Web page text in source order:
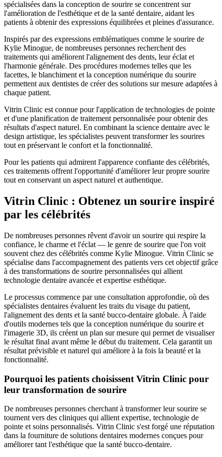
spécialisées dans la conception de sourire se concentrent sur
l'amélioration de l'esthétique et de la santé dentaire, aidant les
patients à obtenir des expressions équilibrées et pleines d'assurance.
Inspirés par des expressions emblématiques comme le sourire de
Kylie Minogue, de nombreuses personnes recherchent des
traitements qui améliorent l'alignement des dents, leur éclat et
l'harmonie générale. Des procédures modernes telles que les
facettes, le blanchiment et la conception numérique du sourire
permettent aux dentistes de créer des solutions sur mesure adaptées à
chaque patient.
Vitrin Clinic est connue pour l'application de technologies de pointe
et d'une planification de traitement personnalisée pour obtenir des
résultats d'aspect naturel. En combinant la science dentaire avec le
design artistique, les spécialistes peuvent transformer les sourires
tout en préservant le confort et la fonctionnalité.
Pour les patients qui admirent l'apparence confiante des célébrités,
ces traitements offrent l'opportunité d'améliorer leur propre sourire
tout en conservant un aspect naturel et authentique.
Vitrin Clinic : Obtenez un sourire inspiré
par les célébrités
De nombreuses personnes rêvent d'avoir un sourire qui respire la
confiance, le charme et l'éclat — le genre de sourire que l'on voit
souvent chez des célébrités comme Kylie Minogue. Vitrin Clinic se
spécialise dans l'accompagnement des patients vers cet objectif grâce
à des transformations de sourire personnalisées qui allient
technologie dentaire avancée et expertise esthétique.
Le processus commence par une consultation approfondie, où des
spécialistes dentaires évaluent les traits du visage du patient,
l'alignement des dents et la santé bucco-dentaire globale. À l'aide
d'outils modernes tels que la conception numérique du sourire et
l'imagerie 3D, ils créent un plan sur mesure qui permet de visualiser
le résultat final avant même le début du traitement. Cela garantit un
résultat prévisible et naturel qui améliore à la fois la beauté et la
fonctionnalité.
Pourquoi les patients choisissent Vitrin Clinic pour
leur transformation de sourire
De nombreuses personnes cherchant à transformer leur sourire se
tournent vers des cliniques qui allient expertise, technologie de
pointe et soins personnalisés. Vitrin Clinic s'est forgé une réputation
dans la fourniture de solutions dentaires modernes conçues pour
améliorer tant l'esthétique que la santé bucco-dentaire.